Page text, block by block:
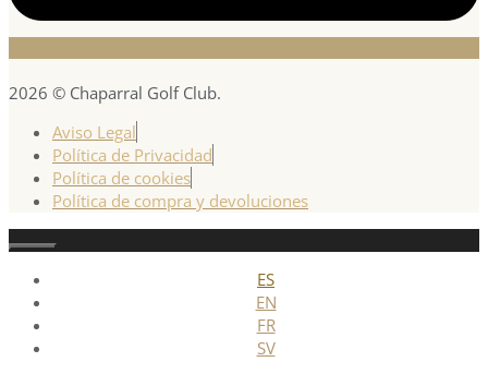
2026 © Chaparral Golf Club.
Aviso Legal
Política de Privacidad
Política de cookies
Política de compra y devoluciones
Cerrar
ES
EN
FR
SV